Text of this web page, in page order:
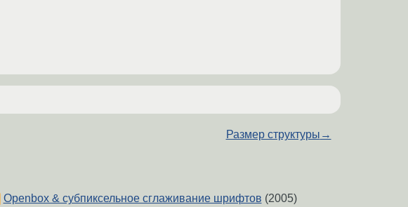
Размер структуры →
Openbox & субпиксельное сглаживание шрифтов (2005)